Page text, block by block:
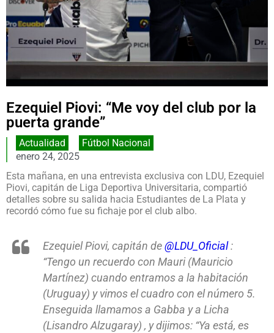
Ezequiel Piovi: “Me voy del club por la
puerta grande”
Actualidad
Fútbol Nacional
enero 24, 2025
Esta mañana, en una entrevista exclusiva con LDU, Ezequiel
Piovi, capitán de Liga Deportiva Universitaria, compartió
detalles sobre su salida hacia Estudiantes de La Plata y
recordó cómo fue su fichaje por el club albo.
Ezequiel Piovi, capitán de@LDU_Oficial:
“Tengo un recuerdo con Mauri (Mauricio
Martínez) cuando entramos a la habitación
(Uruguay) y vimos el cuadro con el número 5.
Enseguida llamamos a Gabba y a Licha
(Lisandro Alzugaray) , y dijimos: “Ya está, es